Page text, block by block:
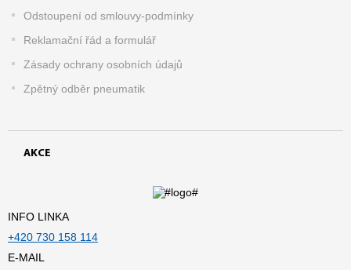
Odstoupení od smlouvy-podmínky
Reklamační řád a formulář
Zásady ochrany osobních údajů
Zpětný odběr pneumatik
AKCE
INFO LINKA
+420 730 158 114
E-MAIL